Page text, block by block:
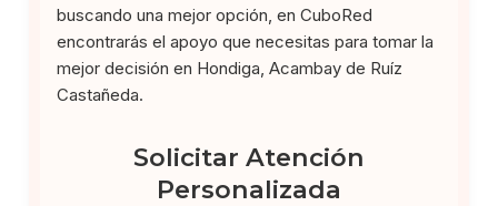
buscando una mejor opción, en CuboRed
encontrarás el apoyo que necesitas para tomar la
mejor decisión en Hondiga, Acambay de Ruíz
Castañeda.
Solicitar Atención
Personalizada